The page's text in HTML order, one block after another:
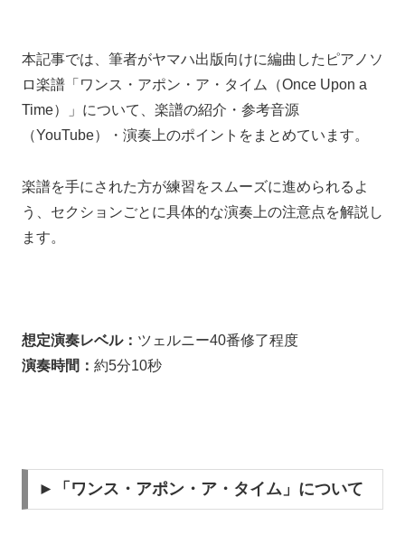
本記事では、筆者がヤマハ出版向けに編曲したピアノソ
ロ楽譜「ワンス・アポン・ア・タイム（Once Upon a
Time）」について、楽譜の紹介・参考音源
（YouTube）・演奏上のポイントをまとめています。
楽譜を手にされた方が練習をスムーズに進められるよ
う、セクションごとに具体的な演奏上の注意点を解説し
ます。
想定演奏レベル： ツェルニー40番修了程度
演奏時間： 約5分10秒
►「ワンス・アポン・ア・タイム」について